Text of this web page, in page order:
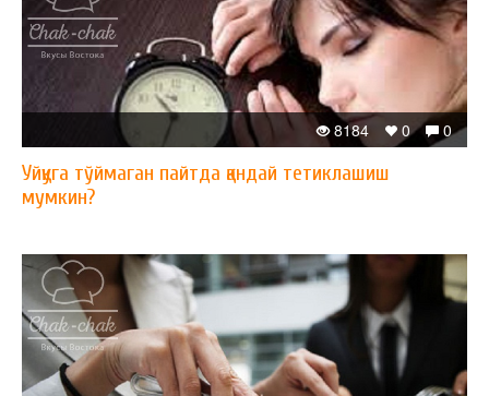
0
0
8184
Уйқуга тўймаган пайтда қандай тетиклашиш
мумкин?